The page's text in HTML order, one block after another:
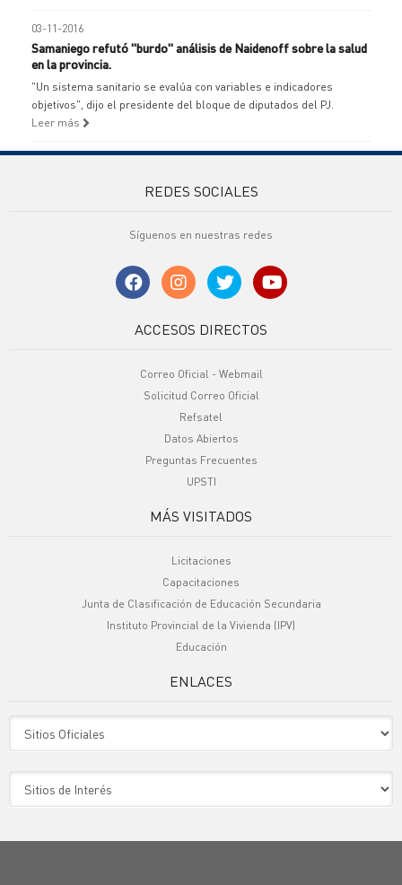
03-11-2016
Samaniego refutó "burdo" análisis de Naidenoff sobre la salud
en la provincia.
"Un sistema sanitario se evalúa con variables e indicadores
objetivos", dijo el presidente del bloque de diputados del PJ.
Leer más
REDES SOCIALES
Síguenos en nuestras redes
ACCESOS DIRECTOS
Correo Oficial - Webmail
Solicitud Correo Oficial
Refsatel
Datos Abiertos
Preguntas Frecuentes
UPSTI
MÁS VISITADOS
Licitaciones
Capacitaciones
Junta de Clasificación de Educación Secundaria
Instituto Provincial de la Vivienda (IPV)
Educación
ENLACES